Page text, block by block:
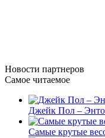
Новости партнеров
Самое читаемое
Джейк Пол –
Самые крутые